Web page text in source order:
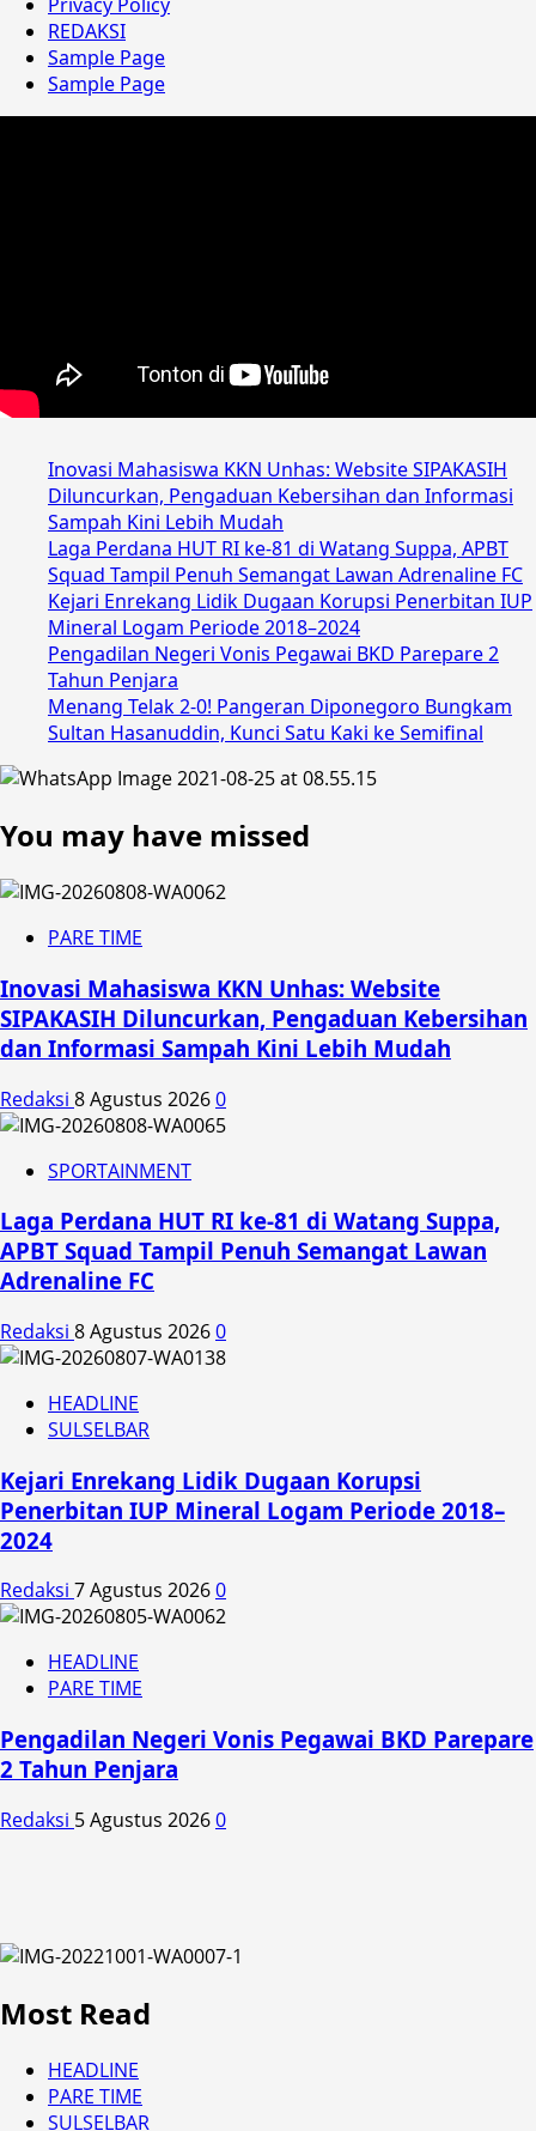
REDAKSI
Sample Page
Sample Page
Inovasi Mahasiswa KKN Unhas: Website SIPAKASIH
Diluncurkan, Pengaduan Kebersihan dan Informasi
Sampah Kini Lebih Mudah
Laga Perdana HUT RI ke-81 di Watang Suppa, APBT
Squad Tampil Penuh Semangat Lawan Adrenaline FC
Kejari Enrekang Lidik Dugaan Korupsi Penerbitan IUP
Mineral Logam Periode 2018–2024
Pengadilan Negeri Vonis Pegawai BKD Parepare 2
Tahun Penjara
Menang Telak 2-0! Pangeran Diponegoro Bungkam
Sultan Hasanuddin, Kunci Satu Kaki ke Semifinal
You may have missed
PARE TIME
Inovasi Mahasiswa KKN Unhas: Website
SIPAKASIH Diluncurkan, Pengaduan Kebersihan
dan Informasi Sampah Kini Lebih Mudah
Redaksi 8 Agustus 20260
SPORTAINMENT
Laga Perdana HUT RI ke-81 di Watang Suppa,
APBT Squad Tampil Penuh Semangat Lawan
Adrenaline FC
Redaksi 8 Agustus 20260
HEADLINE
SULSELBAR
Kejari Enrekang Lidik Dugaan Korupsi
Penerbitan IUP Mineral Logam Periode 2018–
2024
Redaksi 7 Agustus 20260
HEADLINE
PARE TIME
Pengadilan Negeri Vonis Pegawai BKD Parepare
2 Tahun Penjara
Redaksi 5 Agustus 20260
Most Read
HEADLINE
PARE TIME
SULSELBAR